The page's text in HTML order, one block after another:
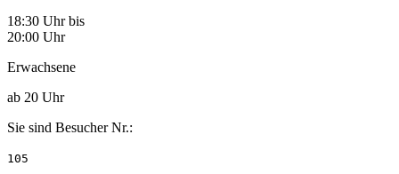
18:30 Uhr bis
20:00 Uhr
Erwachsene
ab 20 Uhr
Sie sind Besucher Nr.:
105